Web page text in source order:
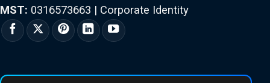
MST: 0316573663 | Corporate Identity